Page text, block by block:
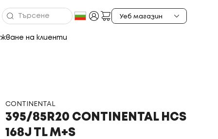
на клиенти
CONTINENTAL
395/85R20 CONTINENTAL HCS
168J TL M+S